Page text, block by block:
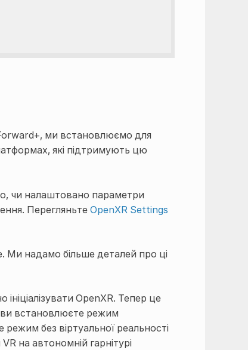
ми встановлюємо для
які підтримують цю
чи налаштовано параметри
Перегляньте OpenXR Settings
. Ми надамо більше деталей про ці
OpenXR. Тепер це
встановлюєте режим
режим без віртуальної реальності
на автономній гарнітурі